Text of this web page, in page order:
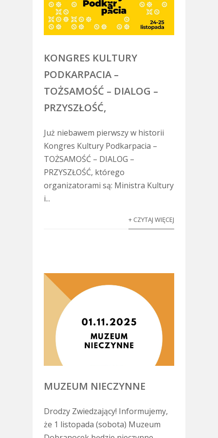
KONGRES KULTURY
PODKARPACIA –
TOŻSAMOŚĆ – DIALOG –
PRZYSZŁOŚĆ,
Już niebawem pierwszy w historii
Kongres Kultury Podkarpacia –
TOŻSAMOŚĆ – DIALOG –
PRZYSZŁOŚĆ, którego
organizatorami są: Ministra Kultury
i...
+ CZYTAJ WIĘCEJ
MUZEUM NIECZYNNE
Drodzy Zwiedzający! Informujemy,
że 1 listopada (sobota) Muzeum